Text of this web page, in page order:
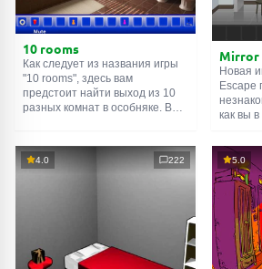
10 rooms
Как следует из названия игры
"10 rooms", здесь вам
предстоит найти выход из 10
разных комнат в особняке. В
их, чтобы выйти. Выход из
одной комнаты является
Mirror
Новая
Escape
как вы
все,
для
выход
4.0 222 5.0